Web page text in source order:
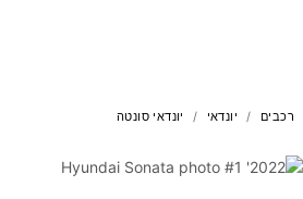
רכבים יונדאי יונדאי סונטה